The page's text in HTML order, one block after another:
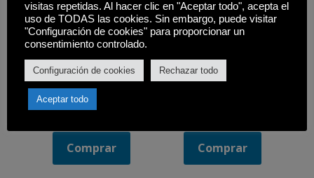
COCINA DE GAS ESTILO
699,00
Comprar
COCINA CORBERÓ
Comprar
visitas repetidas. Al hacer clic en "Aceptar todo", acepta el
uso de TODAS las cookies. Sin embargo, puede visitar
"Configuración de cookies" para proporcionar un
consentimiento controlado.
Configuración de cookies Rechazar todo
Aceptar todo